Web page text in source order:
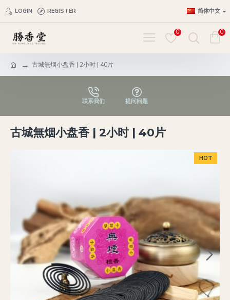
LOGIN REGISTER 简体中文
0 0
古城無烟小盘香 | 2小时 | 40片
联系我们 提问问题
古城無烟小盘香 | 2小时 | 40片
HOT